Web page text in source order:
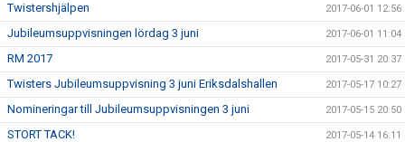
Twistershjälpen 2017-06-01 12:56
Jubileumsuppvisningen lördag 3 juni 2017-06-01 11:04
RM 2017 2017-05-31 20:37
Twisters Jubileumsuppvisning 3 juni Eriksdalshallen 2017-05-17 10:27
Nomineringar till Jubileumsuppvisningen 3 juni 2017-05-15 20:50
STORT TACK! 2017-05-14 16:11